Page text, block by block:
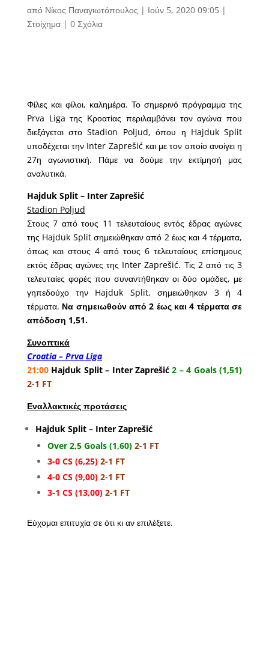
από Νίκος Παναγιωτόπουλος | Ιούν 5, 2020 09:05|
Στοίχημα| 0 Σχόλια
Φίλες και φίλοι, καλημέρα. Το σημερινό πρόγραμμα της
Prva Liga της Κροατίας περιλαμβάνει τον αγώνα που
διεξάγεται στο Stadion Poljud, όπου η Hajduk Split
υποδέχεται την Inter Zaprešić και με τον οποίο ανοίγει η
27η αγωνιστική. Πάμε να δούμε την εκτίμησή μας
αναλυτικά.
Hajduk Split – Inter Zaprešić
Stadion Poljud
Στους 7 από τους 11 τελευταίους εντός έδρας αγώνες
της Hajduk Split σημειώθηκαν από 2 έως και 4 τέρματα,
όπως και στους 4 από τους 6 τελευταίους επίσημους
εκτός έδρας αγώνες της Inter Zaprešić. Τις 2 από τις 3
τελευταίες φορές που συναντήθηκαν οι δύο ομάδες, με
γηπεδούχο την Hajduk Split, σημειώθηκαν 3 ή 4
τέρματα. Να σημειωθούν από 2 έως και 4 τέρματα σε
απόδοση 1,51.
Συνοπτικά
Croatia – Prva Liga
21:00Hajduk Split – Inter Zaprešić 2 – 4 Goals (1,51)
2-1 FT
Εναλλακτικές προτάσεις
Hajduk Split – Inter Zaprešić
Over 2,5 Goals (1,60)2-1 FT
3-0 CS (6,25)2-1 FT
4-0 CS (9,00)2-1 FT
3-1 CS (13,00)2-1 FT
Εύχομαι επιτυχία σε ότι κι αν επιλέξετε.